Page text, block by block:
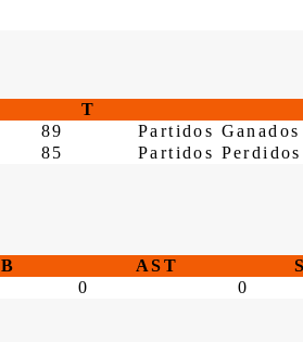
T
89
Partidos Ganados
85 Partidos Perdidos
AST
0 0